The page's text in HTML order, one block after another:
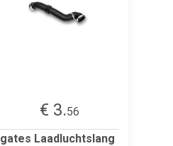
€ 3.56
gates Laadluchtslang